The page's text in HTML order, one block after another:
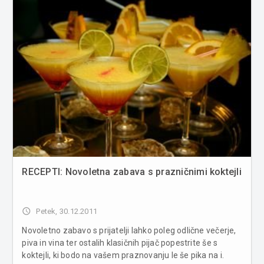
RECEPTI: Novoletna zabava s prazničnimi koktejli
access_time Petek, 30.12.2011
Novoletno zabavo s prijatelji lahko poleg odlične večerje,
piva in vina ter ostalih klasičnih pijač popestrite še s
koktejli, ki bodo na vašem praznovanju le še pika na i.